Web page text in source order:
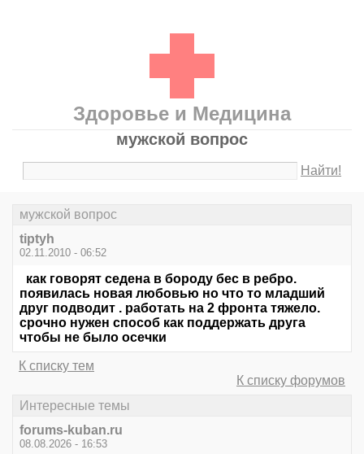
Здоровье и Медицина
мужской вопрос
Найти!
мужской вопрос
tiptyh
02.11.2010 - 06:52
как говорят седена в бороду бес в ребро.
появилась новая любовью но что то младший
друг подводит . работать на 2 фронта тяжело.
срочно нужен способ как поддержать друга
чтобы не было осечки
К списку тем
К списку форумов
Интересные темы
forums-kuban.ru
08.08.2026 - 16:53